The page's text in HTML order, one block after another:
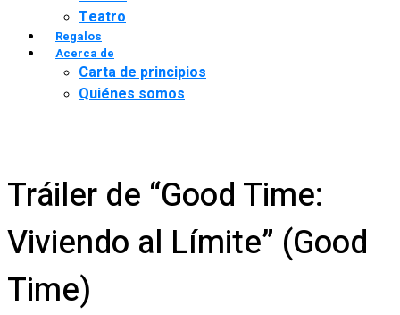
Teatro
Regalos
Acerca de
Carta de principios
Quiénes somos
Tráiler de “Good Time:
Viviendo al Límite” (Good
Time)